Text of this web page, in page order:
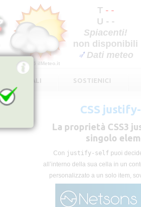
T - -
U - -
Spiacenti!
non disponibili
Dati meteo
©2026 ilMeteo.it
NOTE LEGALI SOSTIENICI
CSS
La proprietà CSS3
singolo
Con justify-self puoi
all’interno della sua cella in un
personalizzato a un solo item,